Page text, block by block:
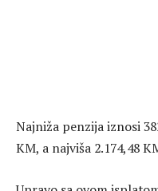
Najniža penzija iznosi
KM, a najviša 2.174,48